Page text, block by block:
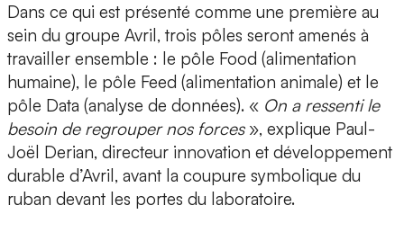
Dans ce qui est présenté comme une première au
sein du groupe Avril, trois pôles seront amenés à
travailler ensemble : le pôle Food (alimentation
humaine), le pôle Feed (alimentation animale) et le
pôle Data (analyse de données). « On a ressenti le
besoin de regrouper nos forces», explique Paul-
Joël Derian, directeur innovation et développement
durable d’Avril, avant la coupure symbolique du
ruban devant les portes du laboratoire.